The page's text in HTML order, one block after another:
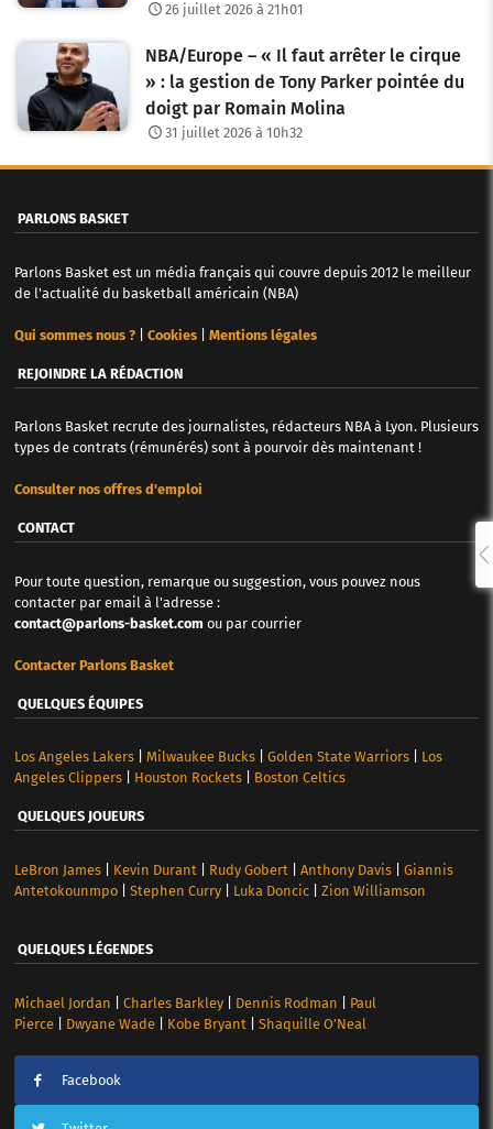
26 juillet 2026 à 21h01
NBA/Europe – « Il faut arrêter le cirque
» : la gestion de Tony Parker pointée du
doigt par Romain Molina
31 juillet 2026 à 10h32
PARLONS BASKET
Parlons Basket est un média français qui couvre depuis 2012 le meilleur
de l'actualité du basketball américain (NBA)
Qui sommes nous ?| Cookies| Mentions légales
REJOINDRE LA RÉDACTION
Parlons Basket recrute des journalistes, rédacteurs NBA à Lyon. Plusieurs
types de contrats (rémunérés) sont à pourvoir dès maintenant !
Consulter nos offres d'emploi
CONTACT
Pour toute question, remarque ou suggestion, vous pouvez nous
contacter par email à l'adresse :
contact@parlons-basket.com ou par courrier
Contacter Parlons Basket
QUELQUES ÉQUIPES
Los Angeles Lakers| Milwaukee Bucks| Golden State Warriors| Los
Angeles Clippers| Houston Rockets| Boston Celtics
QUELQUES JOUEURS
LeBron James| Kevin Durant Rudy Gobert Anthony Davis| Giannis
Antetokounmpo| Stephen Curry| Luka Doncic| Zion Williamson
QUELQUES LÉGENDES
Michael Jordan Charles Barkley| Dennis Rodman
Paul
Pierce| Dwyane Wade| Kobe Bryant Shaquille O’Neal
Facebook